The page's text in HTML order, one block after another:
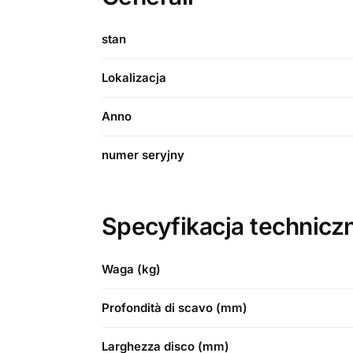
stan
Lokalizacja
Anno
numer seryjny
Specyfikacja
Waga (kg)
Profondità di scavo (mm)
Larghezza disco (mm)